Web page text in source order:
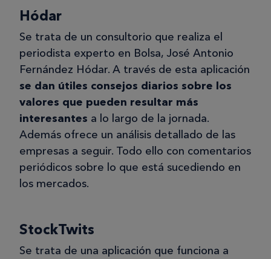
Hódar
Se trata de un consultorio que realiza el
periodista experto en Bolsa, José Antonio
Fernández Hódar. A través de esta aplicación
se dan útiles consejos diarios sobre los
valores que pueden resultar más
interesantes a lo largo de la jornada.
Además ofrece un análisis detallado de las
empresas a seguir. Todo ello con comentarios
periódicos sobre lo que está sucediendo en
los mercados.
StockTwits
Se trata de una aplicación que funciona a